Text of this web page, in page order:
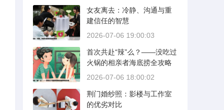
女友离去：冷静、沟通与重
建信任的智慧
2026-07-06 19:00:03
首次共赴“辣”么？——没吃过
火锅的相亲者海底捞全攻略
2026-07-06 18:00:02
荆门婚纱照：影楼与工作室
的优劣对比